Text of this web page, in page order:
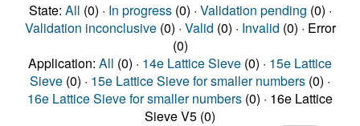
State: All (0) · In progress(0) · Validation pending (0) ·
Validation inconclusive(0) · Valid (0) · Invalid (0) · Error
(0)
Application: All (0) · 14e Lattice Sieve (0) · 15e Lattice
Sieve (0) · 15e Lattice Sieve for smaller numbers (0) ·
16e Lattice Sieve for smaller numbers (0) · 16e Lattice
Sieve V5 (0)